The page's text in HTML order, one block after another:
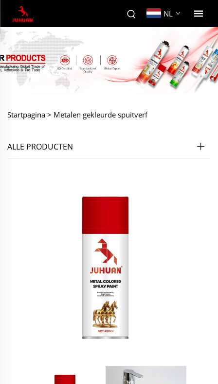
NL
Startpagina > Metalen gekleurde spuitverf
ALLE PRODUCTEN